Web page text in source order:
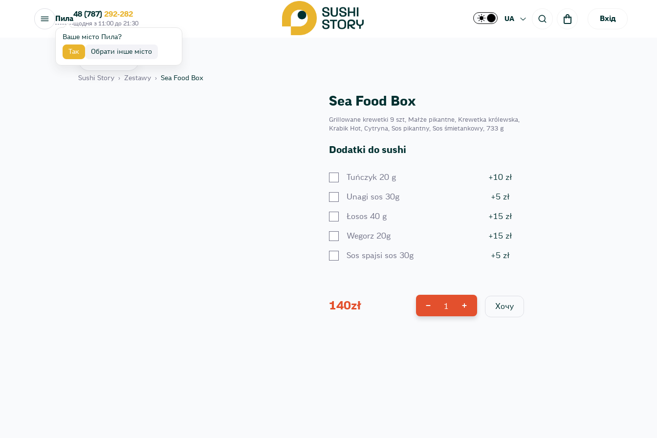
Пила
Ваше місто Пила?
Так Обрати інше місто
48 (787) 292-282
щодня з 11:00 до 21:30
UA Вхід
Sushi Story › Zestawy › Sea Food Box
Sea Food Box
Grillowane krewetki 9 szt, Małże pikantne, Krewetka królewska,
Krabik Hot, Cytryna, Sos pikantny, Sos śmietankowy, 733 g
Dodatki do sushi
Tuńczyk 20 g +10 zł
Unagi sos 30g +5 zł
Łosos 40 g +15 zł
Wegorz 20g +15 zł
Sos spajsi sos 30g +5 zł
140zł 1 Хочу